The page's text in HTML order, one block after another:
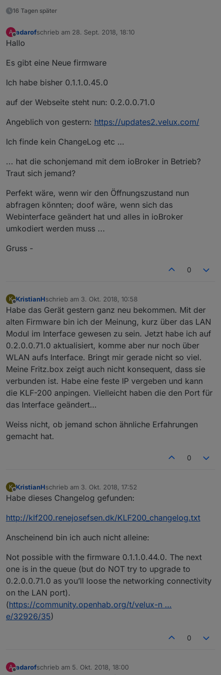
16 Tagen später
A
Offline
adarofschrieb am 28. Sept. 2018, 18:10
zuletzt editiert von
Hallo
Es gibt eine Neue firmware
Ich habe bisher 0.1.1.0.45.0
auf der Webseite steht nun: 0.2.0.0.71.0
Angeblich von gestern: https://updates2.velux.com/
Ich finde kein ChangeLog etc …
... hat die schonjemand mit dem ioBroker in Betrieb?
Traut sich jemand?
Perfekt wäre, wenn wir den Öffnungszustand nun
abfragen könnten; doof wäre, wenn sich das
Webinterface geändert hat und alles in ioBroker
umkodiert werden muss ...
Gruss -
0
K
Offline
KristianHschrieb am 3. Okt. 2018, 10:58
zuletzt editiert von
Habe das Gerät gestern ganz neu bekommen. Mit der
alten Firmware bin ich der Meinung, kurz über das LAN
Modul im Interface gewesen zu sein. Jetzt habe ich auf
0.2.0.0.71.0 aktualisiert, komme aber nur noch über
WLAN aufs Interface. Bringt mir gerade nicht so viel.
Meine Fritz.box zeigt auch nicht konsequent, dass sie
verbunden ist. Habe eine feste IP vergeben und kann
die KLF-200 anpingen. Vielleicht haben die den Port für
das Interface geändert…
Weiss nicht, ob jemand schon ähnliche Erfahrungen
gemacht hat.
0
K
Offline
KristianHschrieb am 3. Okt. 2018, 17:52
zuletzt editiert von
Habe dieses Changelog gefunden:
http://klf200.renejosefsen.dk/KLF200_changelog.txt
Anscheinend bin ich auch nicht alleine:
Not possible with the firmware 0.1.1.0.44.0. The next
one is in the queue (but do NOT try to upgrade to
0.2.0.0.71.0 as you’ll loose the networking connectivity
on the LAN port).
(https://community.openhab.org/t/velux-n …
e/32926/35)
0
A adarofschrieb am 5. Okt. 2018, 18:00
zuletzt editiert von